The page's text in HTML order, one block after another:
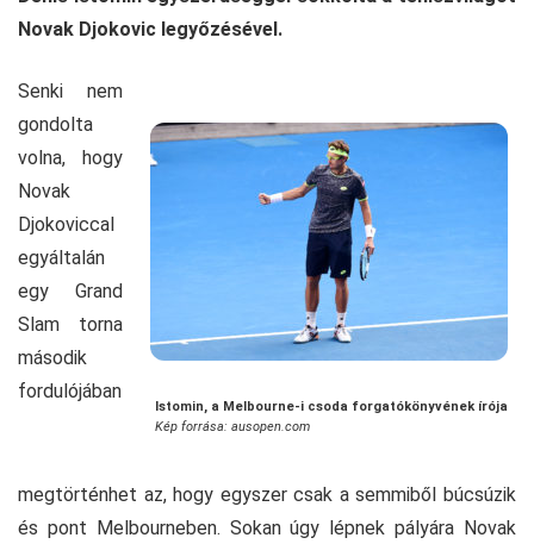
Novak Djokovic legyőzésével.
Istomin, a Melbourne-i csoda forgatókönyvének írója
Kép forrása: ausopen.com
Senki nem
gondolta
volna, hogy
Novak
Djokoviccal
egyáltalán
egy Grand
Slam torna
második
fordulójában
megtörténhet az, hogy egyszer csak a semmiből búcsúzik
és pont Melbourneben. Sokan úgy lépnek pályára Novak